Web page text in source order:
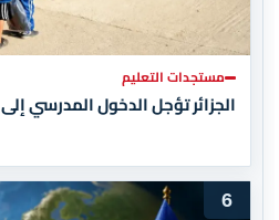
مستجدات التعليم
الجزائر تؤجل الدخول المدرسي إلى 21 شتنبر المقبل
6